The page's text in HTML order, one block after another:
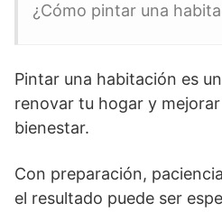
¿Cómo pintar una
Pintar una habitación es
renovar tu hogar y
bienestar.
Con preparación,
el resultado puede ser